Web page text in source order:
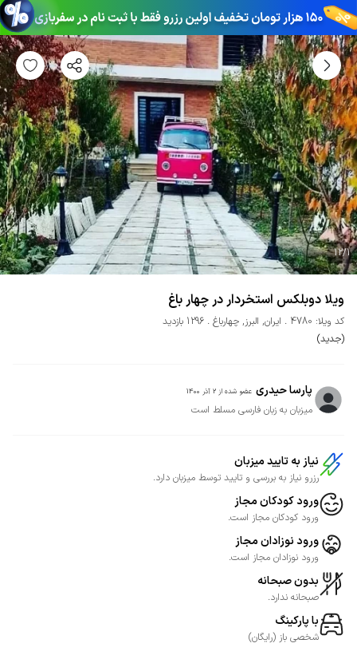
12/1
ویلا دوبلکس استخردار در چهار باغ
کد ویلا: 4780 ایران, البرز, چهارباغ
1296 بازدید
(جدید)
پارسا حیدری عضو شده از 2 آذر 1400
میزبان به زبان فارسی مسلط است
نیاز به تایید میزبان
رزرو نیاز به بررسی و تایید توسط میزبان دارد.
ورود کودکان مجاز
ورود کودکان مجاز است.
ورود نوزادان مجاز
ورود نوزادان مجاز است.
بدون صبحانه
صبحانه ندارد.
با پارکینگ
شخصی باز (رایگان)